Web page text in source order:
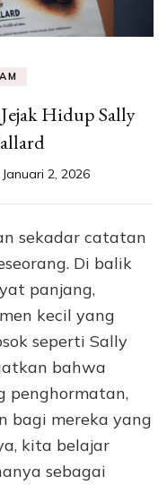
Hidup Sally
Januari 2, 2026
sekadar catatan
Di balik
panjang,
kecil yang
seperti Sally
bahwa
penghormatan,
bagi mereka yang
kita belajar
sebagai